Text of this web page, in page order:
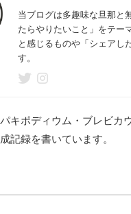
当ブログは多趣味な旦那と
たらやりたいこと」をテー
と感じるものや「シェアし
す。
キポディウム・ブレビカ
記録を書いています。